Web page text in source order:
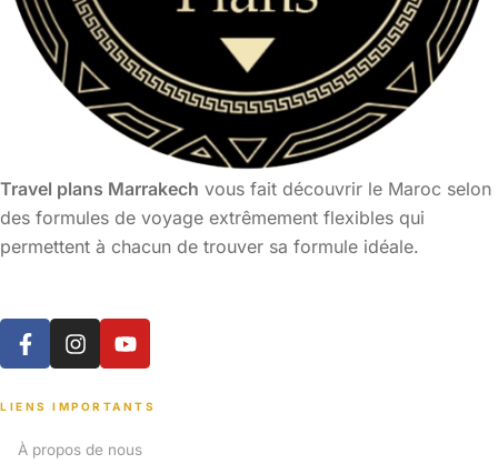
Travel plans Marrakech vous fait découvrir le Maroc selon
des formules de voyage extrêmement flexibles qui
permettent à chacun de trouver sa formule idéale.
LIENS IMPORTANTS
À propos de nous